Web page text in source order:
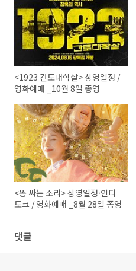
<1923 간토대학살> 상영일정 /
영화예매 _10월 8일 종영
<똥 싸는 소리> 상영일정·인디
토크 / 영화예매 _8월 28일 종영
댓글